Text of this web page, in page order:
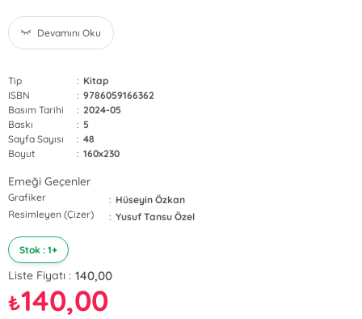
Devamını Oku
Tip : Kitap
ISBN
: 9786059166362
Basım Tarihi
: 2024-05
Baskı
: 5
Sayfa Sayısı
: 48
Boyut
: 160x230
Emeği Geçenler
Grafiker : Hüseyin Özkan
Resimleyen (Çizer)
: Yusuf Tansu Özel
Stok : 1+
Liste Fiyatı : 140,00
₺140,00